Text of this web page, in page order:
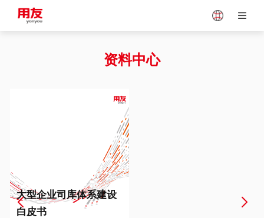
Vietnam
Europe
资料中心
大型企业司库体系建设
白皮书